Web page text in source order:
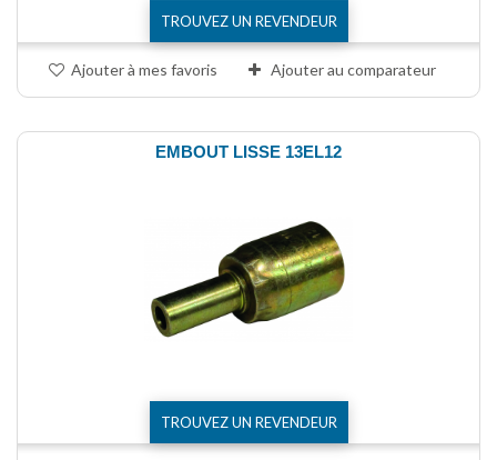
TROUVEZ UN REVENDEUR
Ajouter à mes favoris Ajouter au comparateur
EMBOUT LISSE 13EL12
TROUVEZ UN REVENDEUR